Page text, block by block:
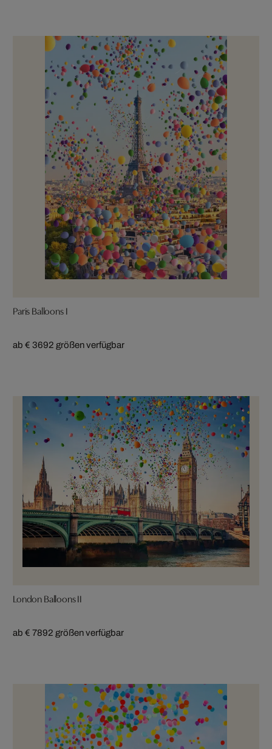
Paris Balloons I
ab € 3692 größen verfügbar
London Balloons II
ab € 7892 größen verfügbar